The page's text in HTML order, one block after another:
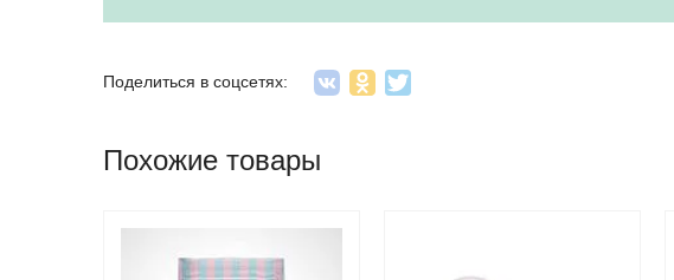
Поделиться в соцсетях:
Похожие товары